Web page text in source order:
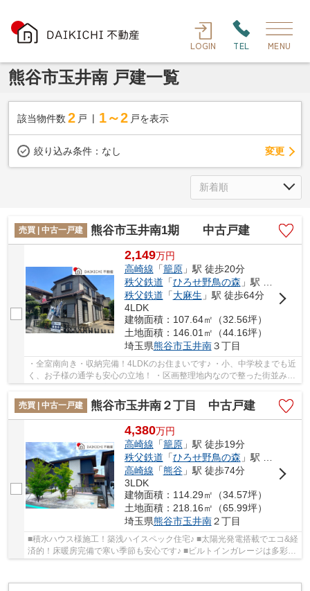
LOGIN TEL MENU
熊谷市玉井南 戸建一覧
該当物件数 2 戸 1～2 戸を表示
絞り込み条件： なし 変更
売買 | 中古一戸建 熊谷市玉井南1期 中古戸建
2,149万円
高崎線 「籠原」駅 徒歩20分
秩父鉄道 「ひろせ野鳥の森 」駅 徒歩53分
秩父鉄道 「大麻生 」駅 徒歩64分
4LDK
建物面積：107.64㎡（32.56坪）
土地面積：146.01㎡（44.16坪）
埼玉県熊谷市玉井南３丁目
・全室南向き・収納完備！4LDKのお住まいです♪ ・小、中学校までも近
く、お子様の通学も安心の立地！ ・区画整理地内なので整った街並み！
国道までもアクセス良好！ いつでもお気軽に...
売買 | 中古一戸建
熊谷市玉井南２丁目 中古戸建
4,380万円
高崎線 「籠原」駅 徒歩19分
秩父鉄道 「ひろせ野鳥の森 」駅 徒歩52分
高崎線 「熊谷」駅 徒歩74分
3LDK
建物面積：114.29㎡（34.57坪）
土地面積：218.16㎡（65.99坪）
埼玉県熊谷市玉井南２丁目
■積水ハウス様施工！築浅ハイスペック住宅♪ ■太陽光発電搭載でエコ&経
済的！床暖房完備で寒い季節も安心です♪ ■ビルトインガレージは多彩な
使い方が可能♪ いつでもお気軽にお声がけく...